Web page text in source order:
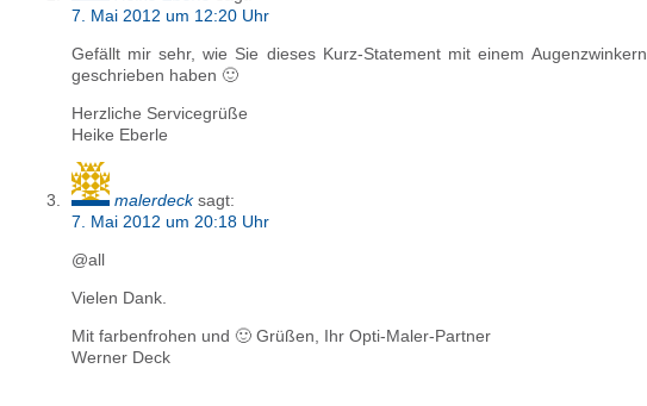
7. Mai 2012 um 12:20 Uhr
Gefällt mir sehr, wie Sie dieses Kurz-Statement mit einem Augenzwinkern
geschrieben haben 🙂
Herzliche Servicegrüße
Heike Eberle
malerdeck sagt:
7. Mai 2012 um 20:18 Uhr
@all
Vielen Dank.
Mit farbenfrohen und 🙂 Grüßen, Ihr Opti-Maler-Partner
Werner Deck